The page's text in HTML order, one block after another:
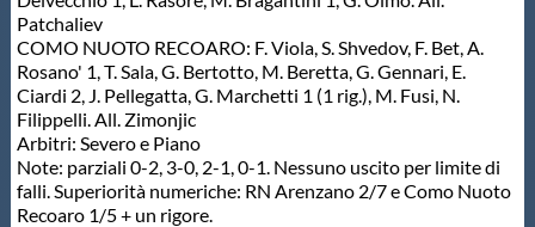
Patchaliev
COMO NUOTO RECOARO: F. Viola, S. Shvedov, F. Bet, A.
Rosano' 1, T. Sala, G. Bertotto, M. Beretta, G. Gennari, E.
Ciardi 2, J. Pellegatta, G. Marchetti 1 (1 rig.), M. Fusi, N.
Filippelli. All. Zimonjic
Arbitri: Severo e Piano
Note: parziali 0-2, 3-0, 2-1, 0-1. Nessuno uscito per limite di
falli. Superiorità numeriche: RN Arenzano 2/7 e Como Nuoto
Recoaro 1/5 + un rigore.